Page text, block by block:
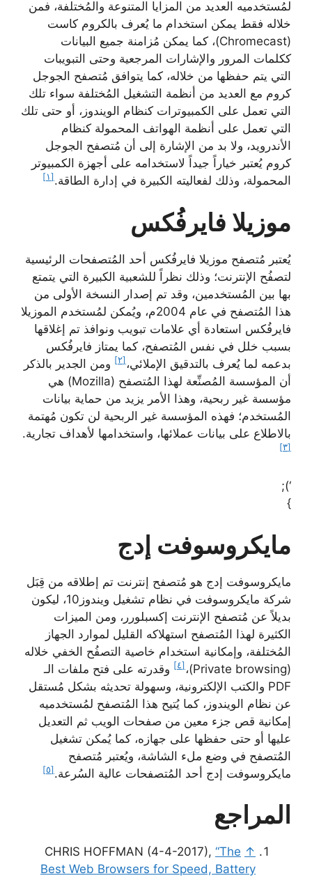
لمُستخدميه العديد من المزايا المتنوعة والمُختلفة، فمن
خلاله فقط يمكن استخدام ما يُعرف بالكروم كاست
(Chromecast)، كما يمكن مُزامنة جميع البيانات
ككلمات المرور والإشارات المرجعية وحتى التبويبات
التي يتم حفظها من خلاله، كما يتوافق مُتصفح الجوجل
كروم مع العديد من أنظمة التشغيل المُختلفة سواء تلك
التي تعمل على الكمبيوترات كنظام الويندوز، أو حتى تلك
التي تعمل على أنظمة الهواتف المحمولة كنظام
الأندرويد، ولا بد من الإشارة إلى أن مُتصفح الجوجل
كروم يُعتبر خياراً جيداً لاستخدامه على أجهزة الكمبيوتر
المحمولة، وذلك لفعاليته الكبيرة في إدارة الطاقة. [١]
موزيلا فايرفُكس
يُعتبر مُتصفح موزيلا فايرفُكس أحد المُتصفحات الرئيسية
لتصفُح الإنترنت؛ وذلك نظراً للشعبية الكبيرة التي يتمتع
بها بين المُستخدمين، وقد تم إصدار النسخة الأولى من
هذا المُتصفح في عام 2004م، ويُمكن لمُستخدم الموزيلا
فايرفُكس استعادة أي علامات تبويب ونوافذ تم إغلاقها
بسبب خلل في نفس المُتصفح، كما يمتاز فايرفُكس
بدعمه لما يُعرف بالتدقيق الإملائي، [٢]
ومن الجدير بالذكر
أن المؤسسة المُصنِّعة لهذا المُتصفح (Mozilla) هي
مؤسسة غير ربحية، وهذا الأمر يزيد من حماية بيانات
المُستخدم؛ فهذه المؤسسة غير الربحية لن تكون مُهتمة
بالاطلاع على بيانات عملائها، واستخدامها لأهداف تجارية.
[٣]
‘);
}
مايكروسوفت إدج
مايكروسوفت إدج هو مُتصفح إنترنت تم إطلاقه من قِبَل
شركة مايكروسوفت في نظام تشغيل ويندوز10، ليكون
بديلاً عن مُتصفح الإنترنت إكسبلورر، ومن الميزات
الكثيرة لهذا المُتصفح استهلاكه القليل لموارد الجهاز
المُختلفة، وإمكانية استخدام خاصية التصفُح الخفي خلاله
(Private browsing)،
[٤]
وقدرته على فتح ملفات الـ
PDF والكتب الإلكترونية، وسهولة تحديثه بشكل مُستقل
عن نظام الويندوز، كما يُتيح هذا المُتصفح لمُستخدميه
إمكانية قص جزء معين من صفحات الويب ثم التعديل
عليها أو حتى حفظها على جهازه، كما يُمكن تشغيل
المُتصفح في وضع ملء الشاشة، ويُعتبر مُتصفح
مايكروسوفت إدج أحد المُتصفحات عالية السُرعة. [٥]
المراجع
↑
CHRIS HOFFMAN (4-4-2017), “The
Best Web Browsers for Speed, Battery